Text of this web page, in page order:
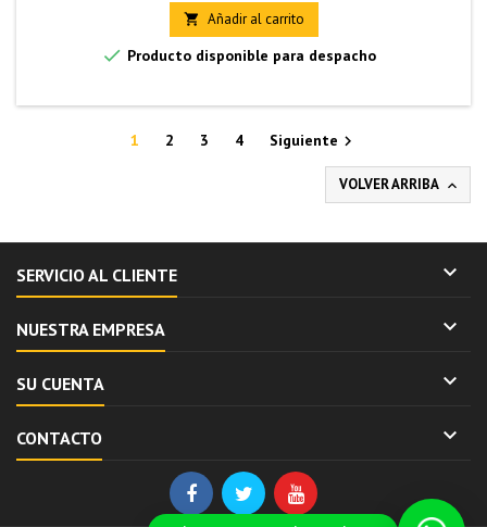
 Añadir al carrito
 Producto disponible para despacho
1 2 3 4 Siguiente 
VOLVER ARRIBA 
SERVICIO AL CLIENTE 
NUESTRA EMPRESA 
SU CUENTA 
CONTACTO 